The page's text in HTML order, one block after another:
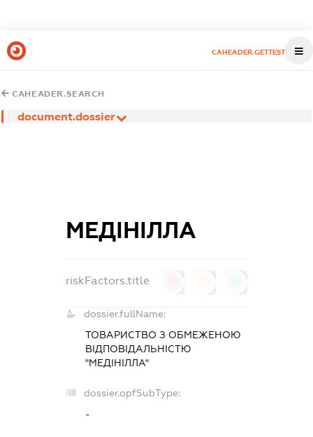
CAHEADER.GETTEST
CAHEADER.SEARCH
document.dossier
МЕДІНІЛЛА
riskFactors.title
dossier.fullName:
ТОВАРИСТВО З ОБМЕЖЕНОЮ
ВІДПОВІДАЛЬНІСТЮ
"МЕДІНІЛЛА"
dossier.opfSubType:
-